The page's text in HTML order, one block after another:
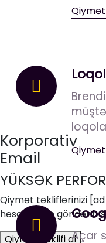
Korporativ
Email
YÜKSƏK
Qiymət təkliflərinizi
hesabından göndərib
Qiymət təklifi alAçar